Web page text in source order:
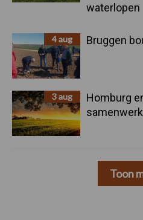
waterlopen
4 aug Bruggen
3 aug
Homburg
Toon